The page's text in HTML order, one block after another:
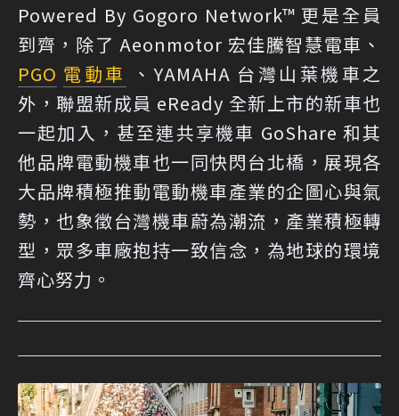
Powered By Gogoro Network™ 更是全員
到齊，除了 Aeonmotor 宏佳騰智慧電車、
PGO 電動車
、YAMAHA 台灣山葉機車之
外，聯盟新成員 eReady 全新上市的新車也
一起加入，甚至連共享機車 GoShare 和其
他品牌電動機車也一同快閃台北橋，展現各
大品牌積極推動電動機車產業的企圖心與氣
勢，也象徵台灣機車蔚為潮流，產業積極轉
型，眾多車廠抱持一致信念，為地球的環境
齊心努力。